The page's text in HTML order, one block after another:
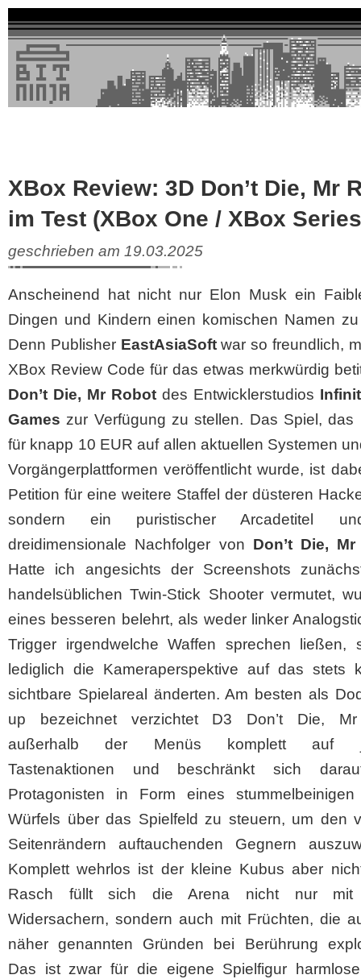
XBox Review: 3D Don’t Die, Mr
im Test (XBox One / XBox
geschrieben am 19.03.2025
Anscheinend hat nicht nur Elon Musk ein
Dingen und Kindern einen komischen Namen
Denn Publisher EastAsiaSoftwar so freundlich,
XBox Review Code für das etwas merkwürdig
Don’t Die, Mr Robotdes Entwicklerstudios
Games zur Verfügung zu stellen. Das Spiel, das
für knapp 10 EUR auf allen aktuellen Systemen
Vorgängerplattformen veröffentlicht wurde, ist
Petition für eine weitere Staffel der düsteren
sondern ein puristischer Arcadetitel
dreidimensionale Nachfolger von Don’t Die,
Hatte ich angesichts der Screenshots
handelsüblichen Twin-Stick Shooter vermutet,
eines besseren belehrt, als weder linker
Trigger irgendwelche Waffen sprechen ließen,
lediglich die Kameraperspektive auf das stets
sichtbare Spielareal änderten. Am besten als
up bezeichnet verzichtet D3 Don’t Die,
außerhalb der Menüs komplett auf
Tastenaktionen und beschränkt sich
Protagonisten in Form eines
Würfels über das Spielfeld zu steuern, um den
Seitenrändern auftauchenden Gegnern
Komplett wehrlos ist der kleine Kubus aber
Rasch füllt sich die Arena nicht nur mit
Widersachern, sondern auch mit Früchten, die
näher genannten Gründen bei Berührung
Das ist zwar für die eigene Spielfigur